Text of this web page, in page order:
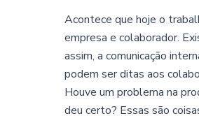
Acontece que hoje o
empresa e colaborador.
assim, a comunicação
podem ser ditas aos
Houve um problema na
deu certo? Essas são